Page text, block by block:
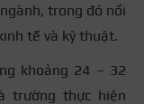
trong đó nổi
tế và kỹ thuật.
khoảng 24 – 32
trường thực hiện